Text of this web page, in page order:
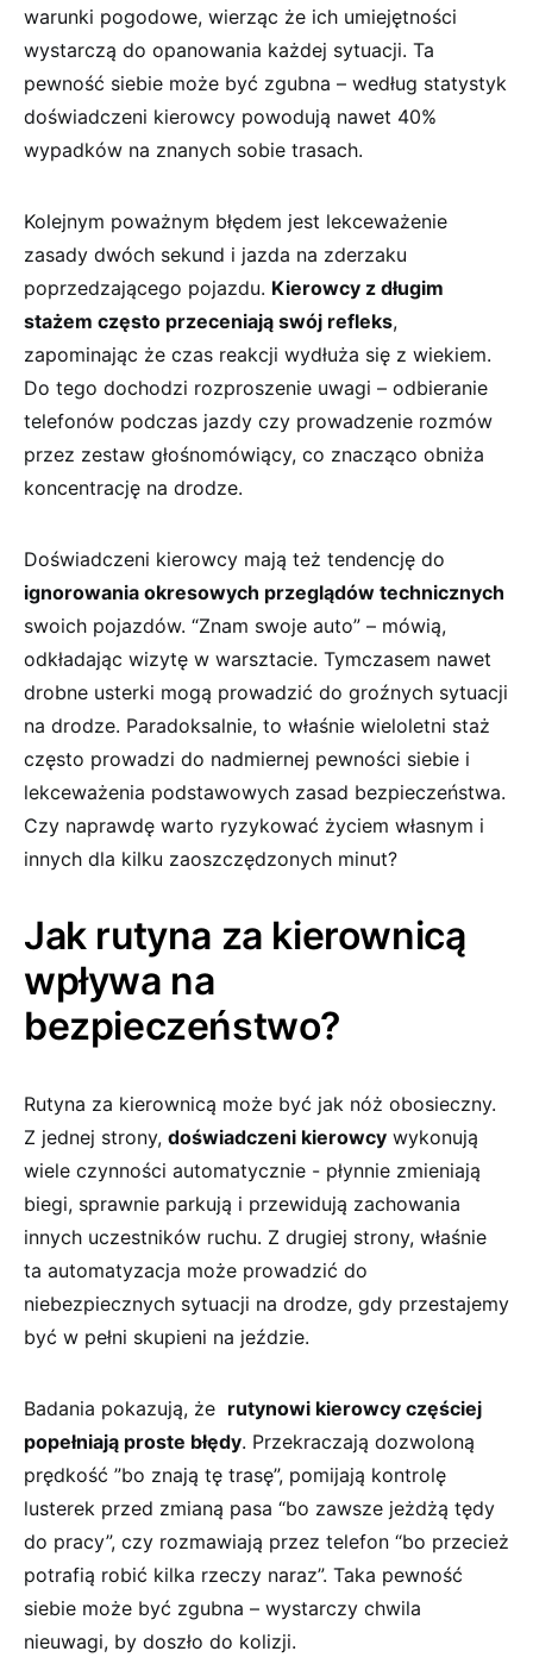
warunki pogodowe, ‍wierząc że ich umiejętności‌
wystarczą do ‌opanowania każdej sytuacji. ​Ta
pewność siebie może⁣ być zgubna – według ‍statystyk
doświadczeni kierowcy powodują nawet 40%
wypadków na znanych sobie trasach.
Kolejnym poważnym błędem jest lekceważenie
zasady⁣ dwóch sekund i⁣ jazda na zderzaku
poprzedzającego pojazdu. Kierowcy z długim
stażem często przeceniają⁣ swój refleks,
zapominając że czas ​reakcji wydłuża‍ się​ z wiekiem.
Do tego ⁤dochodzi‍ rozproszenie uwagi – odbieranie
telefonów podczas ‍jazdy ​czy prowadzenie rozmów
przez zestaw głośnomówiący, co znacząco obniża
koncentrację na drodze.
Doświadczeni kierowcy mają też tendencję do
ignorowania okresowych przeglądów technicznych
swoich pojazdów. “Znam swoje auto” – mówią,
odkładając wizytę w warsztacie. Tymczasem nawet⁣
drobne ⁤usterki⁤ mogą prowadzić do groźnych sytuacji
na drodze. Paradoksalnie, to ‍właśnie ⁤wieloletni ⁤staż
często prowadzi do nadmiernej pewności siebie i
lekceważenia podstawowych zasad bezpieczeństwa.
Czy ⁢naprawdę ‌warto ryzykować życiem własnym i⁣
innych dla kilku zaoszczędzonych ⁤minut?
Jak rutyna za kierownicą‍
wpływa na
bezpieczeństwo?
Rutyna za kierownicą może być⁤ jak nóż ‌obosieczny.
Z jednej strony, doświadczeni kierowcy wykonują
wiele czynności⁣ automatycznie ⁣- płynnie zmieniają
biegi, sprawnie parkują i przewidują‍ zachowania
innych uczestników ruchu. ‌Z⁢ drugiej⁣ strony,⁢ właśnie
ta automatyzacja może prowadzić do
niebezpiecznych sytuacji na ​drodze,⁢ gdy przestajemy⁣
być w pełni skupieni na jeździe.
Badania pokazują, że ‍ rutynowi ‌kierowcy częściej
popełniają proste błędy. Przekraczają dozwoloną
prędkość ⁢”bo⁣ znają tę trasę”, pomijają kontrolę
⁤lusterek ⁣przed zmianą pasa “bo ‍zawsze jeżdżą tędy⁣
do pracy”, ‌czy rozmawiają przez telefon “bo przecież
potrafią robić ⁤kilka rzeczy naraz”. Taka pewność
siebie może być⁤ zgubna – wystarczy chwila
nieuwagi, by doszło do kolizji.